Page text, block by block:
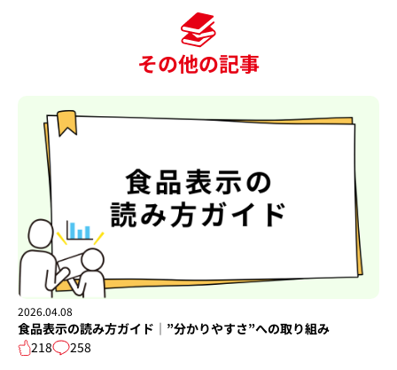
その他の記事
2026.04.08
食品表示の読み方ガイド│”分かりやすさ”への取り組み
218
258